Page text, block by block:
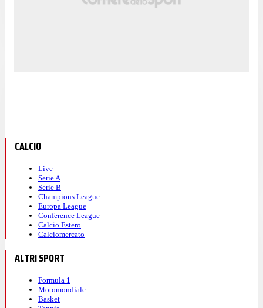
CALCIO
Live
Serie A
Serie B
Champions League
Europa League
Conference League
Calcio Estero
Calciomercato
ALTRI SPORT
Formula 1
Motomondiale
Basket